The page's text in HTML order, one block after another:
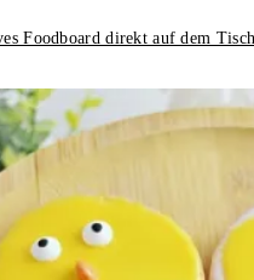
Foodboard direkt auf dem